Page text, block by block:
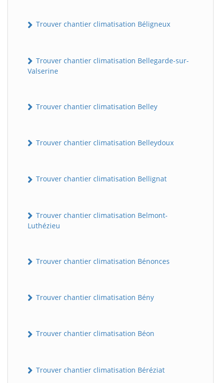
Trouver chantier climatisation Béligneux
Trouver chantier climatisation Bellegarde-sur-
Valserine
Trouver chantier climatisation Belley
Trouver chantier climatisation Belleydoux
Trouver chantier climatisation Bellignat
Trouver chantier climatisation Belmont-
Luthézieu
Trouver chantier climatisation Bénonces
Trouver chantier climatisation Bény
Trouver chantier climatisation Béon
Trouver chantier climatisation Béréziat